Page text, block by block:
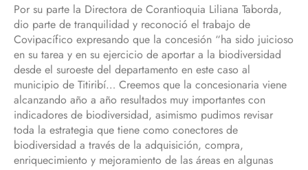
Por su parte la Directora de Corantioquia Liliana Taborda,
dio parte de tranquilidad y reconoció el trabajo de
Covipacífico expresando que la concesión “ha sido juicioso
en su tarea y en su ejercicio de aportar a la biodiversidad
desde el suroeste del departamento en este caso al
municipio de Titiribí… Creemos que la concesionaria viene
alcanzando año a año resultados muy importantes con
indicadores de biodiversidad, asimismo pudimos revisar
toda la estrategia que tiene como conectores de
biodiversidad a través de la adquisición, compra,
enriquecimiento y mejoramiento de las áreas en algunas